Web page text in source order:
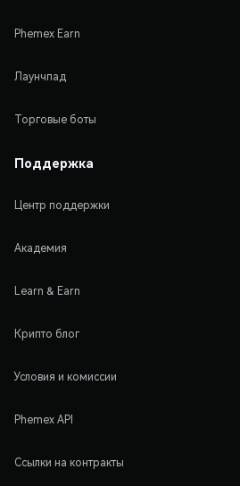
Phemex Earn
Лаунчпад
Торговые боты
Поддержка
Центр поддержки
Академия
Learn & Earn
Крипто блог
Условия и комиссии
Phemex API
Ссылки на контракты